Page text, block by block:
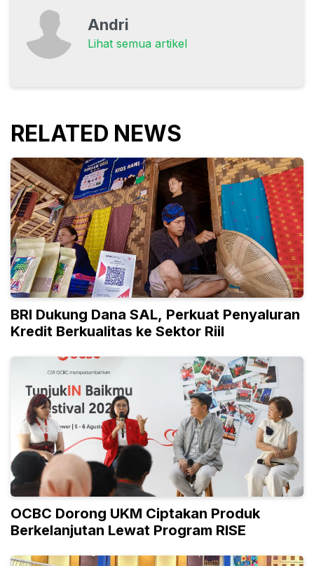
Andri
Lihat semua artikel
RELATED NEWS
BRI Dukung Dana SAL, Perkuat Penyaluran
Kredit Berkualitas ke Sektor Riil
OCBC Dorong UKM Ciptakan Produk
Berkelanjutan Lewat Program RISE